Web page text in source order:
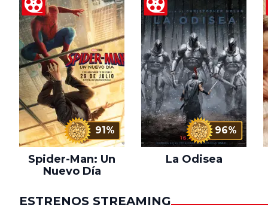
91%
Spider-Man: Un
Nuevo Día
96%
La Odisea
ESTRENOS STREAMING